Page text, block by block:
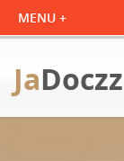
JaDoczz